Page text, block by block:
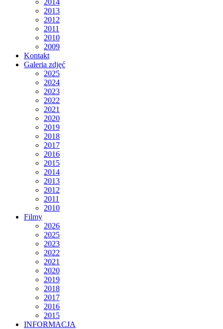
2014
2013
2012
2011
2010
2009
Kontakt
Galeria zdjęć
2025
2024
2023
2022
2021
2020
2019
2018
2017
2016
2015
2014
2013
2012
2011
2010
Filmy
2026
2025
2023
2022
2021
2020
2019
2018
2017
2016
2015
INFORMACJA